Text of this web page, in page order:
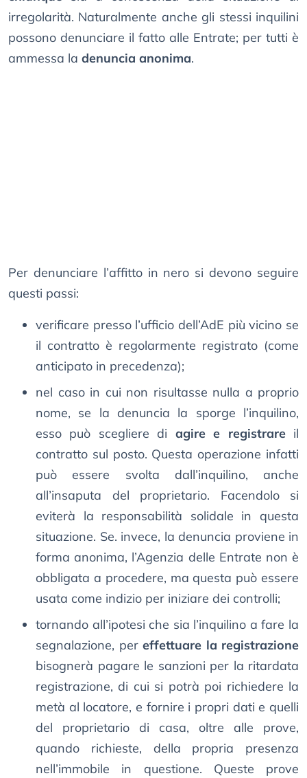
irregolarità. Naturalmente anche gli stessi inquilini
possono denunciare il fatto alle Entrate; per tutti è
ammessa la denuncia anonima.
Per denunciare l’affitto in nero si devono seguire
questi passi:
verificare presso l’ufficio dell’AdE più vicino se
il contratto è regolarmente registrato (come
anticipato in precedenza);
nel caso in cui non risultasse nulla a proprio
nome, se la denuncia la sporge l’inquilino,
esso può scegliere di agire e registrareil
contratto sul posto. Questa operazione infatti
può essere svolta dall’inquilino, anche
all’insaputa del proprietario. Facendolo si
eviterà la responsabilità solidale in questa
situazione. Se. invece, la denuncia proviene in
forma anonima, l’Agenzia delle Entrate non è
obbligata a procedere, ma questa può essere
usata come indizio per iniziare dei controlli;
tornando all’ipotesi che sia l’inquilino a fare la
segnalazione, per effettuare la registrazione
bisognerà pagare le sanzioni per la ritardata
registrazione, di cui si potrà poi richiedere la
metà al locatore, e fornire i propri dati e quelli
del proprietario di casa, oltre alle prove,
quando richieste, della propria presenza
nell’immobile in questione. Queste prove